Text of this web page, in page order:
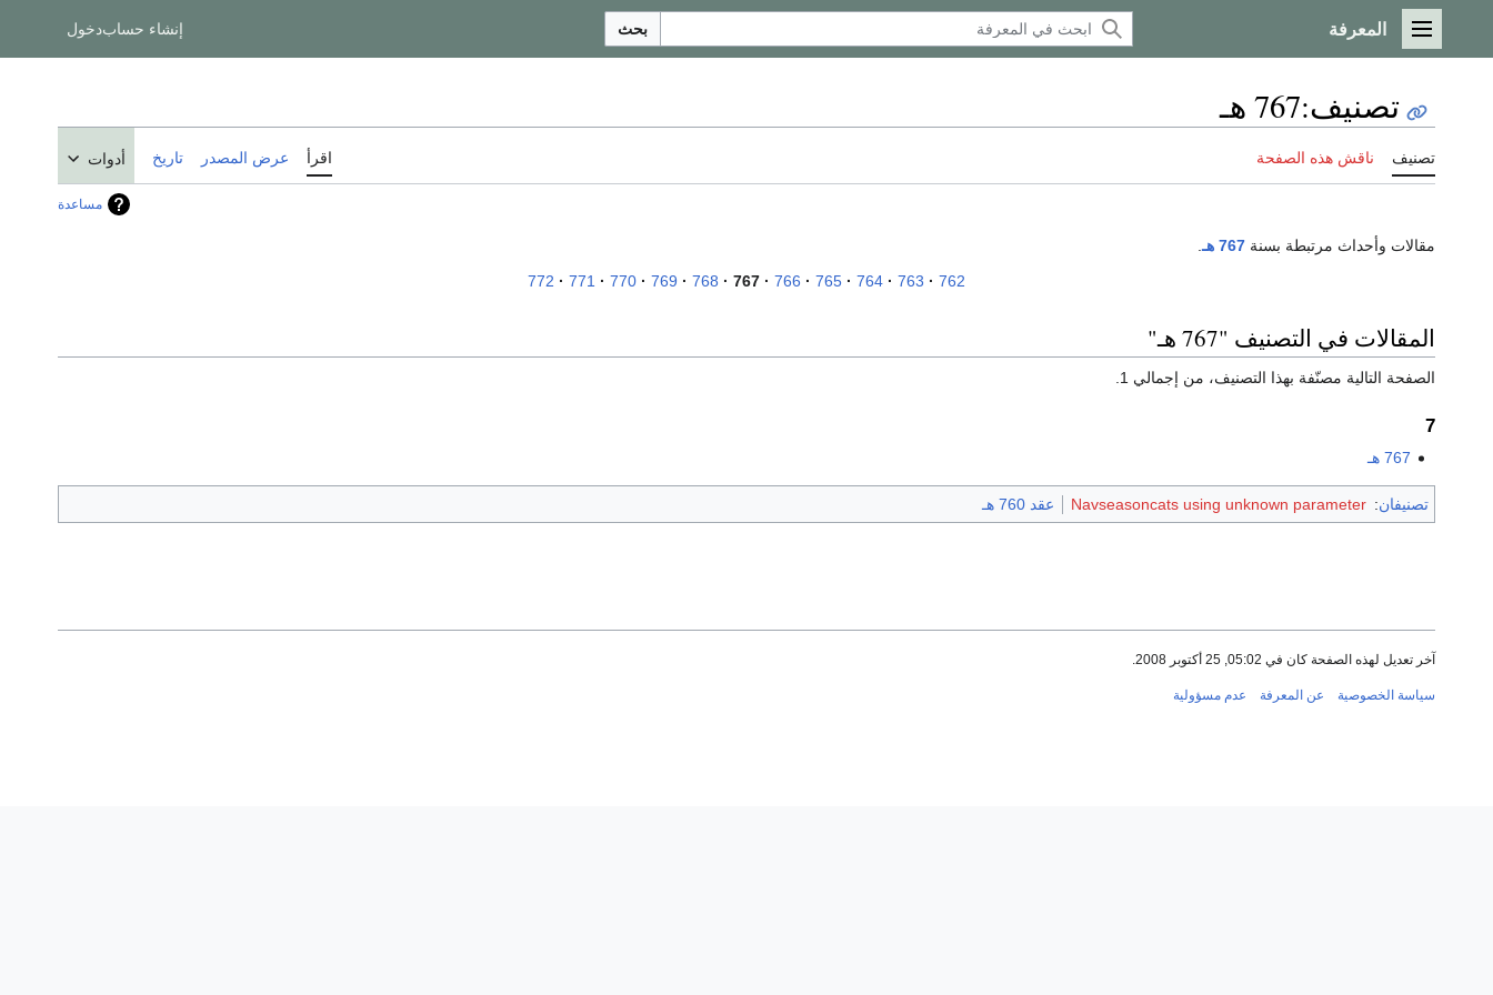
القائمة الرئيسية
المعرفة بحث إنشاء حسابدخول
تصنيف:767 هـ
تصنيف ناقش هذه الصفحة اقرأ عرض المصدر تاريخ أدوات
مساعدة
مقالات وأحداث مرتبطة بسنة 767 هـ
.
762
763
764
765
766
767
768
769
770
771
772
المقالات في التصنيف "767 هـ"
الصفحة التالية مصنّفة بهذا التصنيف، من إجمالي 1.
7
767 هـ
تصنيفان:
Navseasoncats using unknown parameter عقد 760 هـ
آخر تعديل لهذه الصفحة كان في 05:02, 25 أكتوبر 2008.
سياسة الخصوصية عن المعرفة عدم مسؤولية